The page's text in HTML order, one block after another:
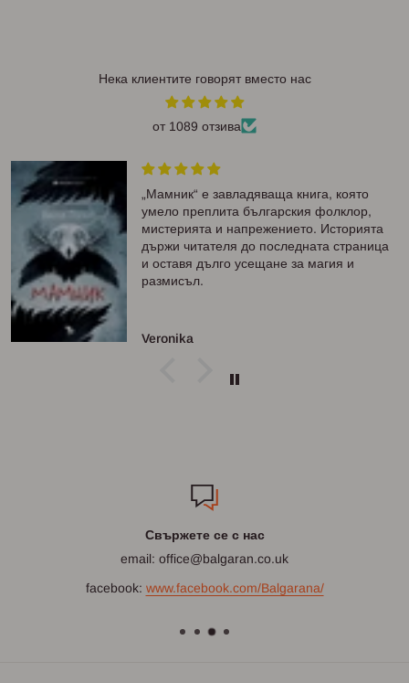
Нека клиентите говорят вместо нас
от 1089 отзива
Много ми хареса
Свържете се с нас
email: office@balgaran.co.uk
facebook: www.facebook.com/Balgarana/